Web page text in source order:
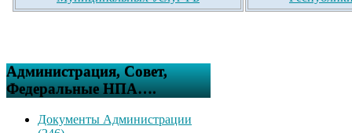
Администрация, Совет,
Федеральные НПА….
Документы Администрации